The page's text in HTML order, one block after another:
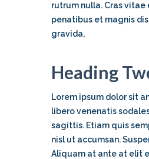
rutrum nulla. Cras
penatibus et magnis
gravida,
Heading
Lorem ipsum dolor sit
libero venenatis
sagittis. Etiam quis
nisl ut accumsan.
Aliquam at ante at elit